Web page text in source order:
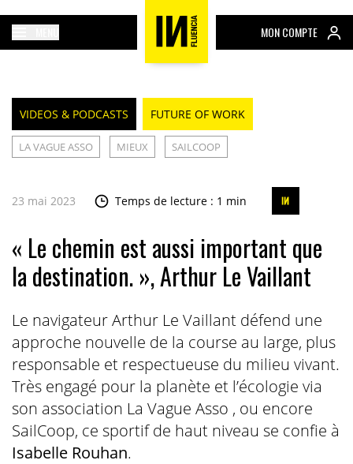
MON COMPTE
VIDEOS & PODCASTS FUTURE OF WORK
LA VAGUE ASSO MIEUX SAILCOOP
23 mai 2023 Temps de lecture : 1 min
« Le chemin est aussi important que
la destination. », Arthur Le Vaillant
Le navigateur Arthur Le Vaillant défend une
approche nouvelle de la course au large, plus
responsable et respectueuse du milieu vivant.
Très engagé pour la planète et l’écologie via
son association La Vague Asso , ou encore
SailCoop, ce sportif de haut niveau se confie à
Isabelle Rouhan.